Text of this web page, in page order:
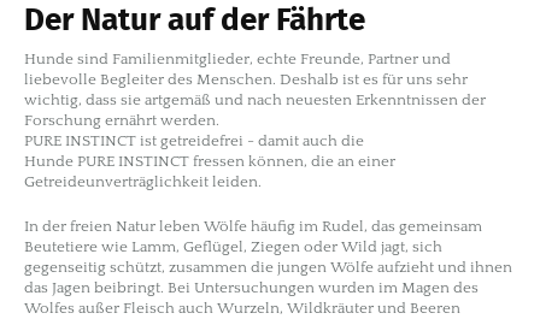
Der Natur auf der Fährte
Hunde sind Familienmitglieder, echte Freunde, Partner und
liebevolle Begleiter des Menschen. Deshalb ist es für uns sehr
wichtig, dass sie artgemäß und nach neuesten Erkenntnissen der
Forschung ernährt werden.
PURE INSTINCT ist getreidefrei - damit auch die
Hunde PURE INSTINCT fressen können, die an einer
Getreideunverträglichkeit leiden.
In der freien Natur leben Wölfe häufig im Rudel, das gemeinsam
Beutetiere wie Lamm, Geflügel, Ziegen oder Wild jagt, sich
gegenseitig schützt, zusammen die jungen Wölfe aufzieht und ihnen
das Jagen beibringt. Bei Untersuchungen wurden im Magen des
Wolfes außer Fleisch auch Wurzeln, Wildkräuter und Beeren